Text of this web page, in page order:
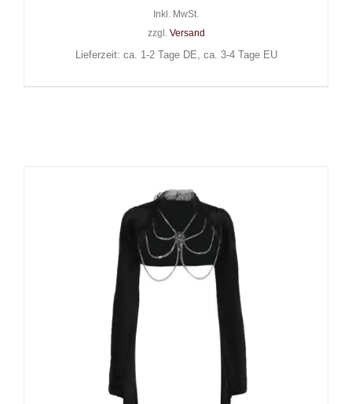
Inkl. MwSt.
zzgl. Versand
Lieferzeit: ca. 1-2 Tage DE, ca. 3-4 Tage EU